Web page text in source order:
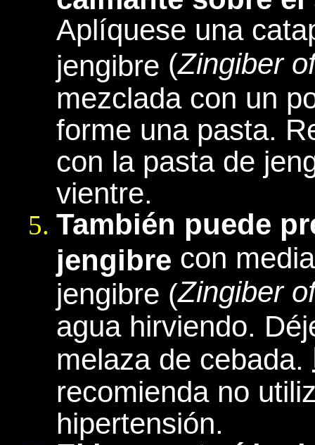
Aplíquese una
jengibre (Zingiber
mezclada con un
forme una pasta.
con la pasta de
vientre.
También puede
jengibre con
jengibre (Zingiber
agua hirviendo.
melaza de cebada.
recomienda no
hipertensión.